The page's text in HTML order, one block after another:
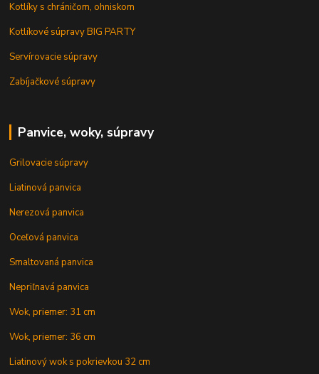
Kotlíky s chráničom, ohniskom
Kotlíkové súpravy BIG PARTY
Servírovacie súpravy
Zabíjačkové súpravy
Panvice, woky, súpravy
Grilovacie súpravy
Liatinová panvica
Nerezová panvica
Oceľová panvica
Smaltovaná panvica
Nepriľnavá panvica
Wok, priemer: 31 cm
Wok, priemer: 36 cm
Liatinový wok s pokrievkou 32 cm